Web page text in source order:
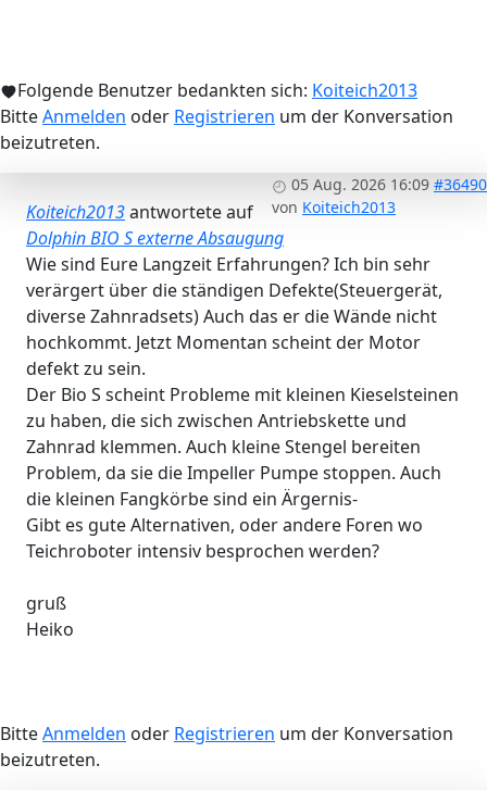
Folgende Benutzer bedankten sich: Koiteich2013
BitteAnmelden oder Registrieren um der Konversation
beizutreten.
05 Aug. 2026 16:09 #36490
von Koiteich2013
Koiteich2013antwortete auf
Dolphin BIO S externe Absaugung
Wie sind Eure Langzeit Erfahrungen? Ich bin sehr
verärgert über die ständigen Defekte(Steuergerät,
diverse Zahnradsets) Auch das er die Wände nicht
hochkommt. Jetzt Momentan scheint der Motor
defekt zu sein.
Der Bio S scheint Probleme mit kleinen Kieselsteinen
zu haben, die sich zwischen Antriebskette und
Zahnrad klemmen. Auch kleine Stengel bereiten
Problem, da sie die Impeller Pumpe stoppen. Auch
die kleinen Fangkörbe sind ein Ärgernis-
Gibt es gute Alternativen, oder andere Foren wo
Teichroboter intensiv besprochen werden?
gruß
Heiko
BitteAnmelden oder Registrieren um der Konversation
beizutreten.